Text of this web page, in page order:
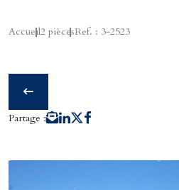
Accueil2 piècesRef. : 3-2523
Partage :